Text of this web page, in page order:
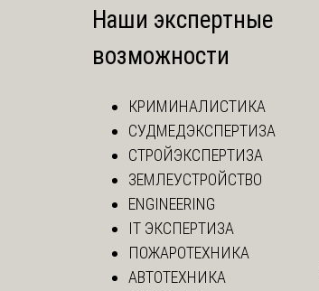
Наши экспертные
возможности
КРИМИНАЛИСТИКА
СУДМЕДЭКСПЕРТИЗА
СТРОЙЭКСПЕРТИЗА
ЗЕМЛЕУСТРОЙСТВО
ENGINEERING
IT ЭКСПЕРТИЗА
ПОЖАРОТЕХНИКА
АВТОТЕХНИКА